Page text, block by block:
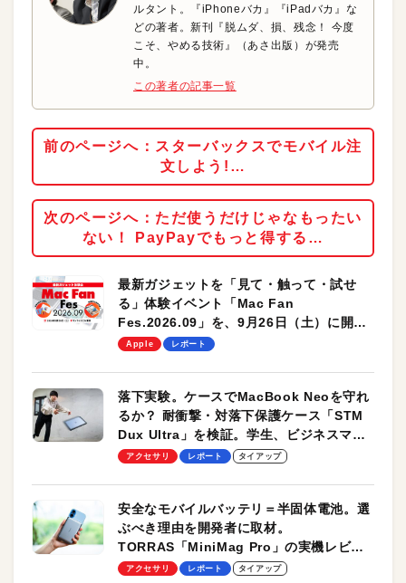
ルタント。『iPhoneバカ』『iPadバカ』な
どの著者。新刊『脱ムダ、損、残念！ 今度
こそ、やめる技術』（あさ出版）が発売
中。
この著者の記事一覧
前のページへ：スターバックスでモバイル注
文しよう!…
次のページへ：ただ使うだけじゃなもったい
ない！ PayPayでもっと得する…
最新ガジェットを「見て・触って・試せ
る」体験イベント「Mac Fan
Fes.2026.09」を、9月26日（土）に開催
します！
Apple レポート
落下実験。ケースでMacBook Neoを守れ
るか？ 耐衝撃・対落下保護ケース「STM
Dux Ultra」を検証。学生、ビジネスマン
のモバイルユースに最適！
アクセサリ レポート タイアップ
安全なモバイルバッテリ＝半固体電池。選
ぶべき理由を開発者に取材。
TORRAS「MiniMag Pro」の実機レビュ
ーも
アクセサリ レポート タイアップ